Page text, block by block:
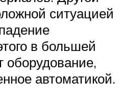
ситуацией
в большей
оборудование,
автоматикой.